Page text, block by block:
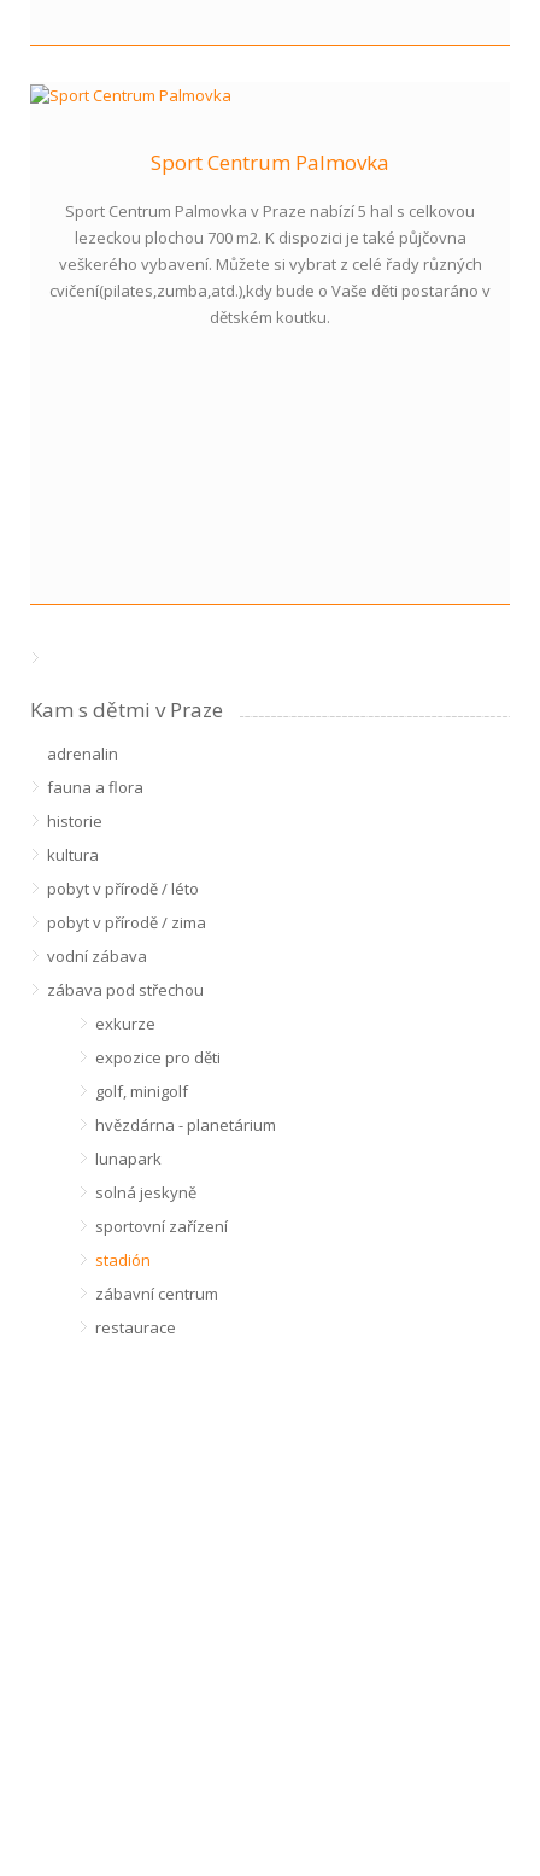
Sport Centrum Palmovka
Sport Centrum Palmovka v Praze nabízí 5 hal s celkovou
lezeckou plochou 700 m2. K dispozici je také půjčovna
veškerého vybavení. Můžete si vybrat z celé řady různých
cvičení(pilates,zumba,atd.),kdy bude o Vaše děti postaráno v
dětském koutku.
Kam s dětmi v Praze
adrenalin
fauna a flora
historie
kultura
pobyt v přírodě / léto
pobyt v přírodě / zima
vodní zábava
zábava pod střechou
exkurze
expozice pro děti
golf, minigolf
hvězdárna - planetárium
lunapark
solná jeskyně
sportovní zařízení
stadión
zábavní centrum
restaurace